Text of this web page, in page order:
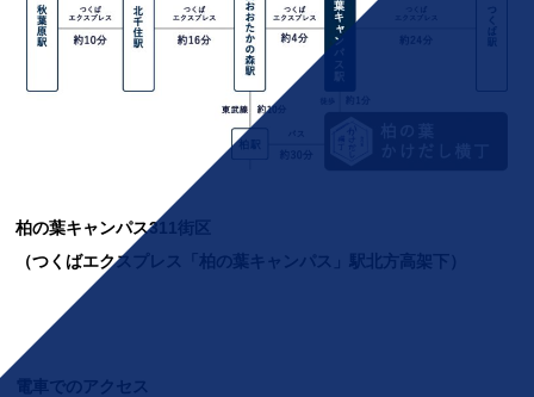
柏の葉キャンパス311街区
（つくばエクスプレス「柏の葉キャンパス」駅北方高架下）
電車でのアクセス